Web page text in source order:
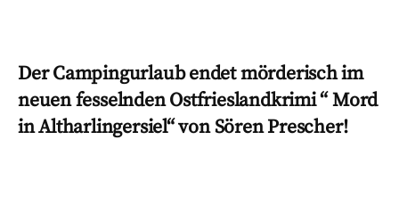
Der Campingurlaub endet mörderisch im
neuen fesselnden Ostfrieslandkrimi “ Mord
in Altharlingersiel“ von Sören Prescher!